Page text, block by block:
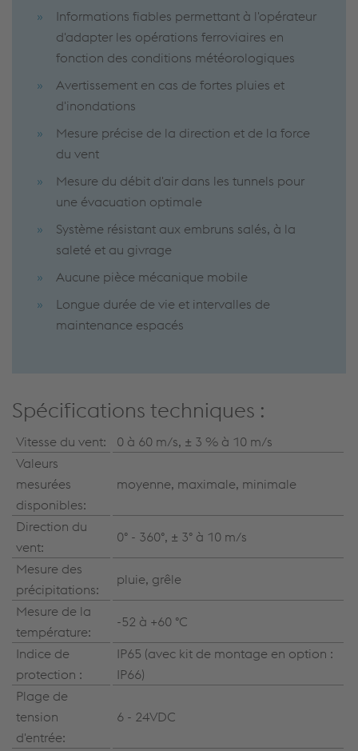
Informations fiables permettant à l'opérateur
d'adapter les opérations ferroviaires en
fonction des conditions météorologiques
Avertissement en cas de fortes pluies et
d'inondations
Mesure précise de la direction et de la force
du vent
Mesure du débit d'air dans les tunnels pour
une évacuation optimale
Système résistant aux embruns salés, à la
saleté et au givrage
Aucune pièce mécanique mobile
Longue durée de vie et intervalles de
maintenance espacés
Spécifications techniques :
Vitesse du vent:
0 à 60 m/s, ± 3 % à 10 m/s
Valeurs
mesurées
disponibles:
moyenne, maximale, minimale
Direction du
vent:
0° - 360°, ± 3° à 10 m/s
Mesure des
précipitations:
pluie, grêle
Mesure de la
température:
-52 à +60 °C
Indice de
protection :
IP65 (avec kit de montage en option :
IP66)
Plage de
tension
d'entrée:
6 - 24VDC